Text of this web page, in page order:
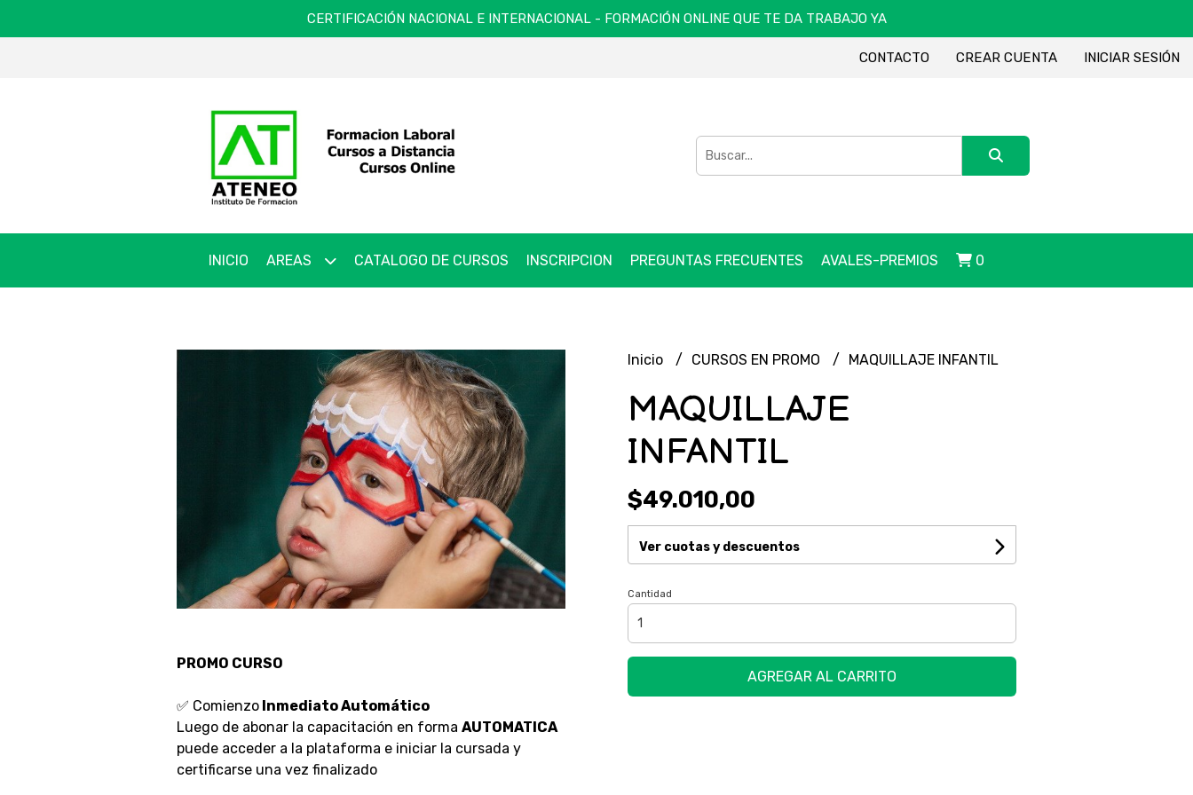
CERTIFICACIÓN NACIONAL E INTERNACIONAL - FORMACIÓN ONLINE QUE TE DA TRABAJO YA
CONTACTO CREAR CUENTA INICIAR SESIÓN
INICIO AREAS CATALOGO DE CURSOS INSCRIPCION PREGUNTAS FRECUENTES AVALES-PREMIOS 0
PROMO CURSO
✅ Comienzo Inmediato Automático
Luego de abonar la capacitación en forma AUTOMATICA
puede acceder a la plataforma e iniciar la cursada y
certificarse una vez finalizado
Inicio CURSOS EN PROMO MAQUILLAJE INFANTIL
MAQUILLAJE
INFANTIL
$49.010,00
Ver cuotas y descuentos
Cantidad
AGREGAR AL CARRITO